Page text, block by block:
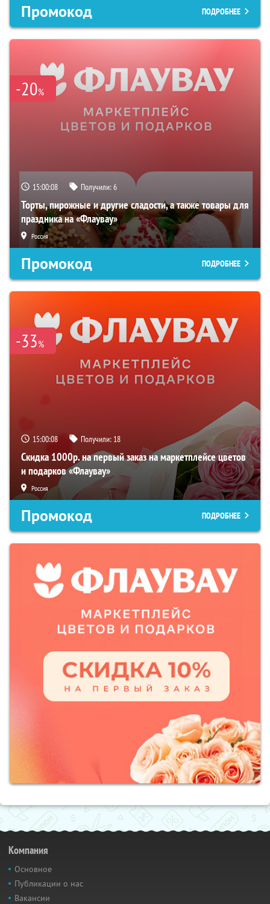
Промокод ПОДРОБНЕЕ
-20%
15:00:07 Получили:6
Торты, пирожные и другие сладости, а также товары для
праздника на «Флаувау»
Россия
Промокод ПОДРОБНЕЕ
-33%
15:00:07 Получили: 18
Скидка 1000р. на первый заказ на маркетплейсе цветов
и подарков «Флаувау»
Россия
Промокод ПОДРОБНЕЕ
Компания
Основное
Публикации о нас
Вакансии